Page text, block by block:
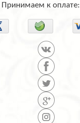
Принимаем к оплате: